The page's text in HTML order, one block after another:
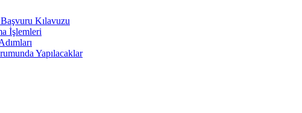
Kılavuzu
İşlemleri
Yapılacaklar